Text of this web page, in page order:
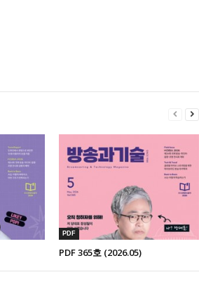
PDF
PDF 365호 (2026.05)